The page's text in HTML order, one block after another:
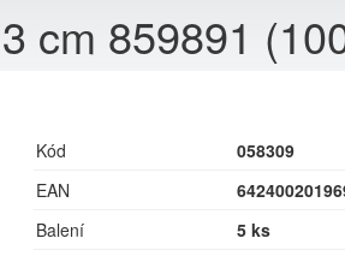
cm 859891
Kód
058309
EAN
Balení
5 ks